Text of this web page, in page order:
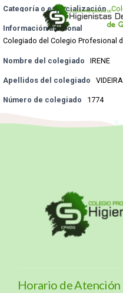
Categoría o especialización
Información adicional
Colegiado del Colegio Profesional
Nombre del colegiado IRENE
Apellidos del colegiado
Número de colegiado 1774
Horario de Atención